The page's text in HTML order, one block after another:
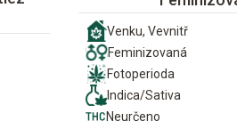
Venku, Vevnitř
Feminizovaná
Fotoperioda
Indica/Sativa
Neurčeno